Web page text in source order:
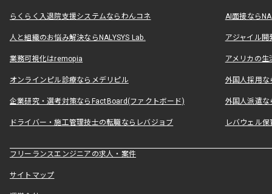
らくらく入退院支援システムならわんコネ AI面接なら
人と組織のお悩み解決ならNALYSYS Lab. アジャイル
業務可視化はremopia アメリカの
オンラインピル診療ならメデリピル 外国人採用
企業研究・選考対策ならFactBoard(ファクトボード) 外国人派遣な
ドライバー・施工管理技士の転職ならレバジョブ レバウェル
フリーランスエンジニアの求人・案件
サイトマップ